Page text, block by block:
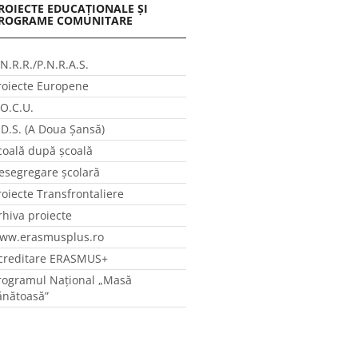
EDUCAȚIONALE ȘI
COMUNITARE
P.N.R.A.S.
Europene
(A Doua Șansă)
după școală
școlară
Transfrontaliere
proiecte
ERASMUS+
Național „Masă